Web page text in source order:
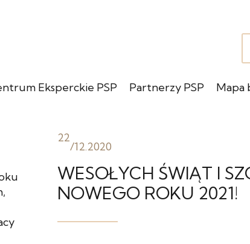
Eksperckie PSP Partnerzy PSP Mapa
22
/12.2020
WESOŁYCH ŚWIĄT I
NOWEGO ROKU 2021!